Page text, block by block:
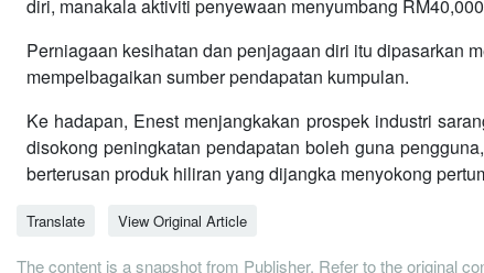
diri, manakala aktiviti penyewaan menyumbang
Perniagaan kesihatan dan penjagaan diri itu dipasarkan
mempelbagaikan sumber pendapatan kumpulan.
Ke hadapan, Enest menjangkakan prospek industri
disokong peningkatan pendapatan boleh guna
berterusan produk hiliran yang dijangka menyokong
Translate View Original Article
The content is a snapshot from Publisher. Refer to the original